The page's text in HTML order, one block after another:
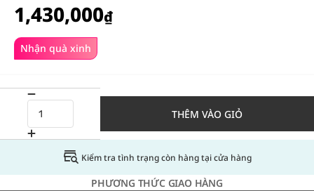
Nhận quà xinh
1,430,000₫
THÊM VÀO GIỎ
Kiểm tra tình trạng còn hàng tại cửa hàng
PHƯƠNG THỨC GIAO HÀNG